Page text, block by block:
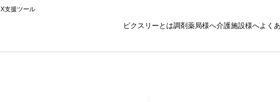
支援ツール
ピクスリーとは調剤薬局様へ介護施設様へよく